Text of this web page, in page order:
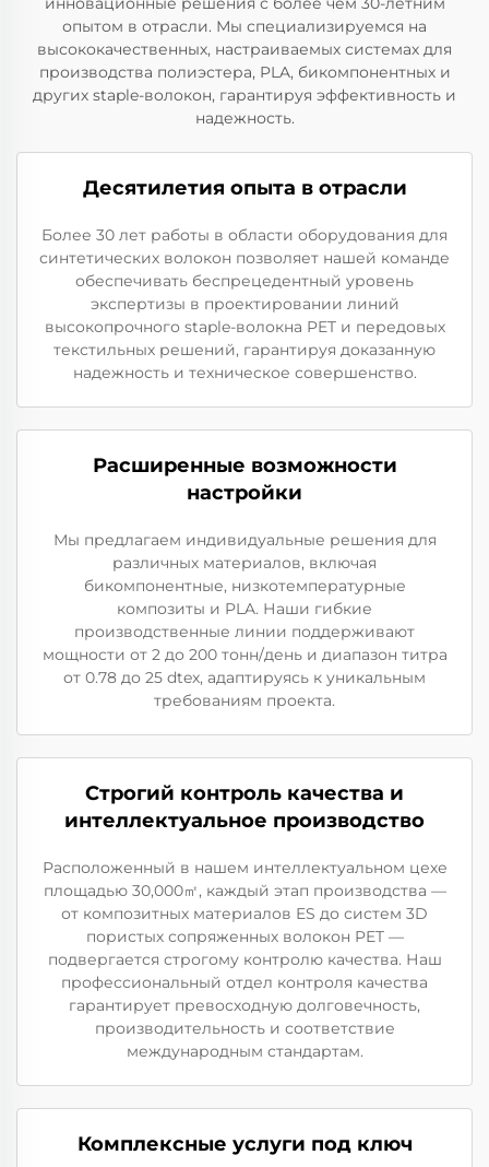
опытом в отрасли. Мы специализируемся на
высококачественных, настраиваемых системах для
производства полиэстера, PLA, бикомпонентных и
других staple-волокон, гарантируя эффективность и
надежность.
Десятилетия опыта в отрасли
Более 30 лет работы в области оборудования для
синтетических волокон позволяет нашей команде
обеспечивать беспрецедентный уровень
экспертизы в проектировании линий
высокопрочного staple-волокна PET и передовых
текстильных решений, гарантируя доказанную
надежность и техническое совершенство.
Расширенные возможности
настройки
Мы предлагаем индивидуальные решения для
различных материалов, включая
бикомпонентные, низкотемпературные
композиты и PLA. Наши гибкие
производственные линии поддерживают
мощности от 2 до 200 тонн/день и диапазон титра
от 0.78 до 25 dtex, адаптируясь к уникальным
требованиям проекта.
Строгий контроль качества и
интеллектуальное производство
Расположенный в нашем интеллектуальном цехе
площадью 30,000㎡, каждый этап производства —
от композитных материалов ES до систем 3D
пористых сопряженных волокон PET —
подвергается строгому контролю качества. Наш
профессиональный отдел контроля качества
гарантирует превосходную долговечность,
производительность и соответствие
международным стандартам.
Комплексные услуги под ключ